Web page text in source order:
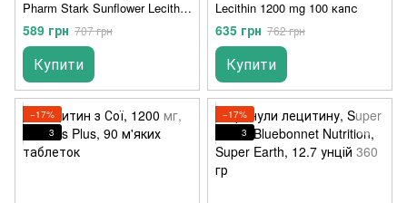
Pharm Stark Sunflower Lecithin
250 г
589 грн 707 грн
Купити
Lecithin 1200 mg 100 капс
635 грн 762 грн
Купити
−17%
3
−17%
3